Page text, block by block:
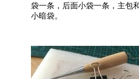
袋一条，后面小袋一条，主包
小暗袋。